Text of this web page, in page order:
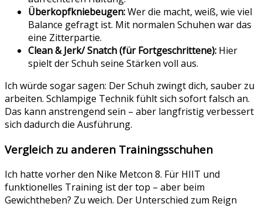
Überkopfkniebeugen:Wer die macht, weiß, wie viel
Balance gefragt ist. Mit normalen Schuhen war das
eine Zitterpartie.
Clean & Jerk/ Snatch (für Fortgeschrittene): Hier
spielt der Schuh seine Stärken voll aus.
Ich würde sogar sagen: Der Schuh zwingt dich, sauber zu
arbeiten. Schlampige Technik fühlt sich sofort falsch an.
Das kann anstrengend sein – aber langfristig verbessert
sich dadurch die Ausführung.
Vergleich zu anderen Trainingsschuhen
Ich hatte vorher den Nike Metcon 8. Für HIIT und
funktionelles Training ist der top – aber beim
Gewichtheben? Zu weich. Der Unterschied zum Reign